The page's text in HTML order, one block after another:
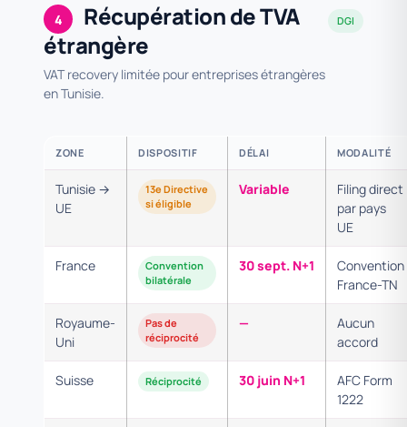
4
Récupération de TVA
étrangère
VAT recovery limitée pour entreprises étrangères
en Tunisie.
DGI
ZONE DISPOSITIF DÉLAI MODALITÉ
Tunisie →
UE
13e Directive
si éligible
Variable
Filing direct
par pays
UE
France
Convention
bilatérale
30 sept. N+1
Convention
France-TN
Royaume-
Uni
Pas de
réciprocité
—
Aucun
accord
Suisse Réciprocité 30 juin N+1
AFC Form
1222